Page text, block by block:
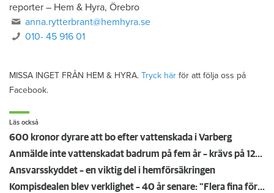
reporter – Hem & Hyra, Örebro
anna.rytterbrant@hemhyra.se
010- 45 916 01
MISSA INGET FRÅN HEM & HYRA. Tryck här för att följa oss på
Facebook.
Läs också
600 kronor dyrare att bo efter vattenskada i Varberg
Anmälde inte vattenskadat badrum på fem år – krävs på 125 000 kronor
Ansvarsskyddet – en viktig del i hemförsäkringen
Kompisdealen blev verklighet – 40 år senare: "Flera fina fördelar med att dela bostad"